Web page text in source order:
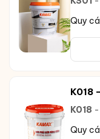
Quy
K018
K018 -
Quy